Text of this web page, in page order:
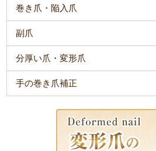
巻き爪・陥入爪
副爪
分厚い爪・変形爪
手の巻き爪補正